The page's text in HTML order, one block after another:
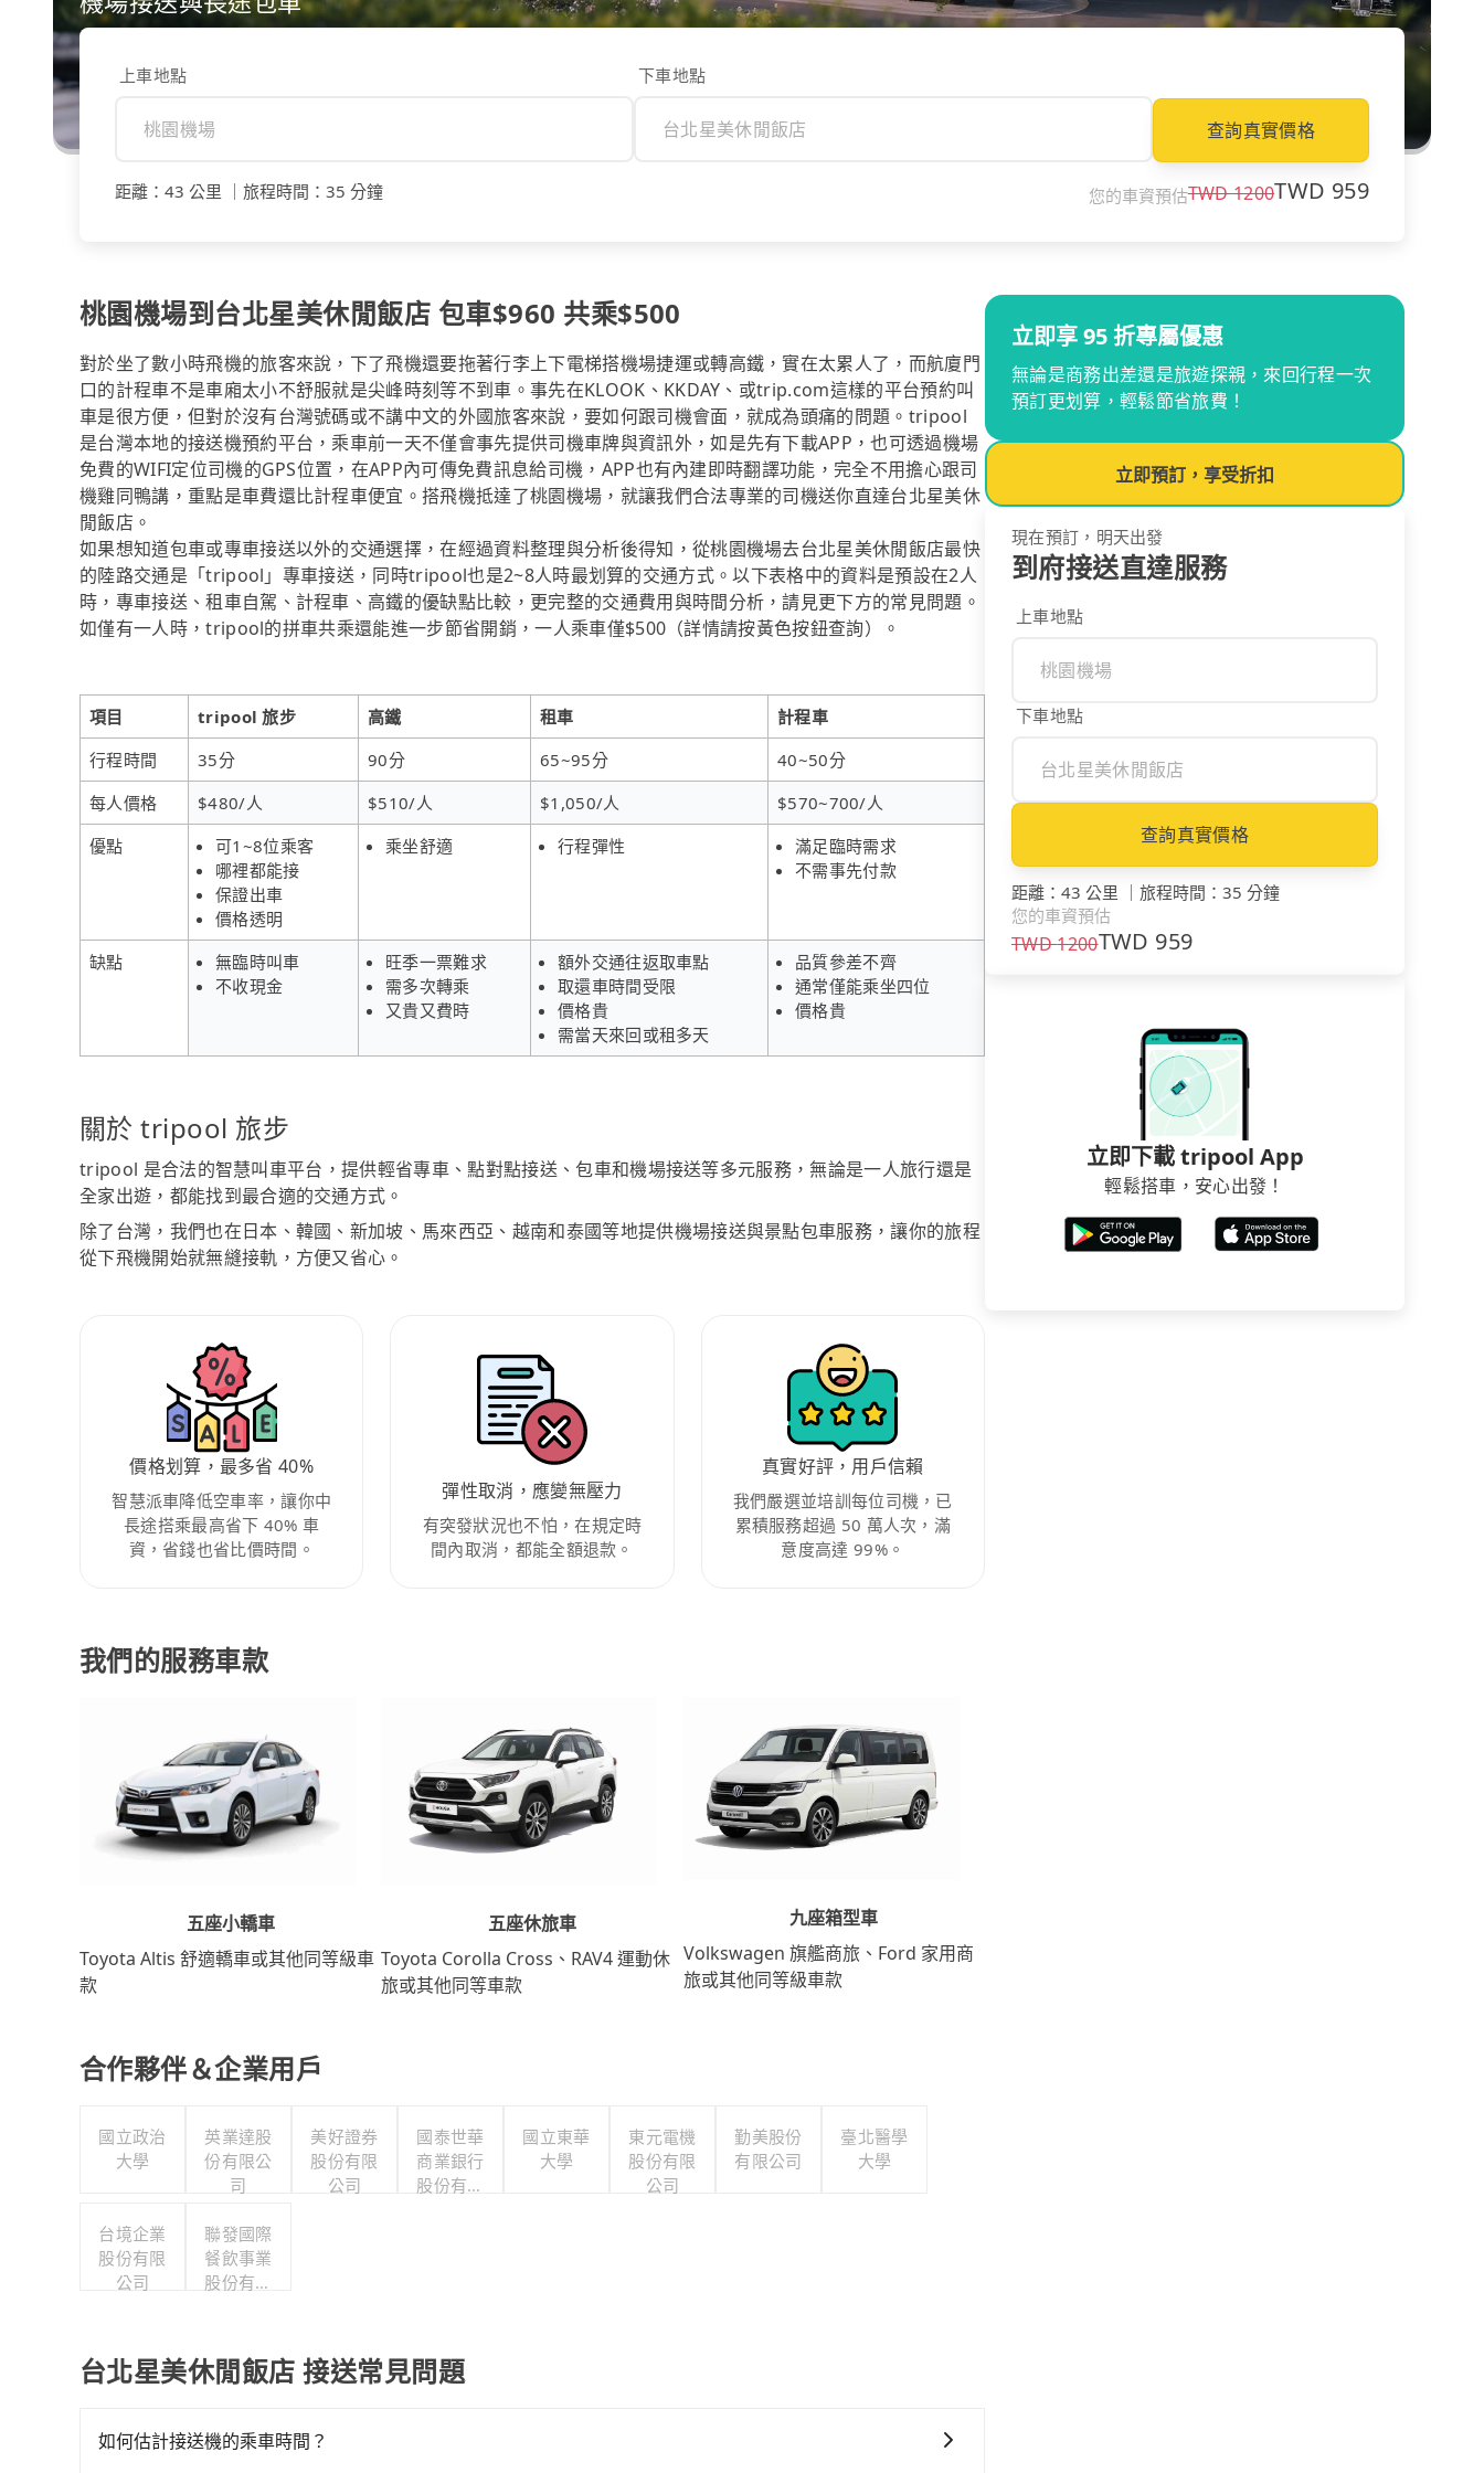
上車地點 下車地點
查詢真實價格
距離 ： 43 公里 旅程時間 ： 35 分鐘 您的車資預估TWD1200TWD 959
桃園機場到台北星美休閒飯店 包車$960 共乘$500
對於坐了數小時飛機的旅客來說，下了飛機還要拖著行李上下電梯搭機場捷運或轉高鐵，實在太累人了，而航廈門
口的計程車不是車廂太小不舒服就是尖峰時刻等不到車。事先在KLOOK、KKDAY、或trip.com這樣的平台預約叫
車是很方便，但對於沒有台灣號碼或不講中文的外國旅客來說，要如何跟司機會面，就成為頭痛的問題。tripool
是台灣本地的接送機預約平台，乘車前一天不僅會事先提供司機車牌與資訊外，如是先有下載APP，也可透過機場
免費的WIFI定位司機的GPS位置，在APP內可傳免費訊息給司機，APP也有內建即時翻譯功能，完全不用擔心跟司
機雞同鴨講，重點是車費還比計程車便宜。搭飛機抵達了桃園機場，就讓我們合法專業的司機送你直達台北星美休
閒飯店。
如果想知道包車或專車接送以外的交通選擇，在經過資料整理與分析後得知，從桃園機場去台北星美休閒飯店最快
的陸路交通是「tripool」專車接送，同時tripool也是2~8人時最划算的交通方式。以下表格中的資料是預設在2人
時，專車接送、租車自駕、計程車、高鐵的優缺點比較，更完整的交通費用與時間分析，請見更下方的常見問題。
如僅有一人時，tripool的拼車共乘還能進一步節省開銷，一人乘車僅$500（詳情請按黃色按鈕查詢）。
項目 tripool 旅步 高鐵 租車
計程車
行程時間
35分 90分 65~95分
40~50分
每人價格
$480/人 $510/人 $1,050/人
$570~700/人
優點
可1~8位乘客
哪裡都能接
保證出車
價格透明
乘坐舒適 行程彈性
滿足臨時需求
不需事先付款
缺點
無臨時叫車
不收現金
旺季一票難求
需多次轉乘
又貴又費時
額外交通往返取車點
取還車時間受限
價格貴
需當天來回或租多天
品質參差不齊
通常僅能乘坐四位
價格貴
關於 tripool 旅步
tripool 是合法的智慧叫車平台，提供輕省專車、點對點接送、包車和機場接送等多元服務，無論是一人旅行還是
全家出遊，都能找到最合適的交通方式。
除了台灣，我們也在日本、韓國、新加坡、馬來西亞、越南和泰國等地提供機場接送與景點包車服務，讓你的旅程
從下飛機開始就無縫接軌，方便又省心。
價格划算，最多省 40%
智慧派車降低空車率，讓你中
長途搭乘最高省下 40% 車
資，省錢也省比價時間。
彈性取消，應變無壓力
有突發狀況也不怕，在規定時
間內取消，都能全額退款。
真實好評，用戶信賴
我們嚴選並培訓每位司機，已
累積服務超過 50 萬人次，滿
意度高達 99%。
我們的服務車款
五座小轎車
Toyota Altis 舒適轎車或其他同等級車
款
五座休旅車
Toyota Corolla Cross、RAV4 運動休
旅或其他同等車款
九座箱型車
Volkswagen 旗艦商旅、Ford 家用商
旅或其他同等級車款
合作夥伴＆企業用戶
國立政治
大學
英業達股
份有限公
司
美好證券
股份有限
公司
國泰世華
商業銀行
股份有限
國立東華
大學
東元電機
股份有限
公司
勤美股份
有限公司
臺北醫學
大學
台境企業
股份有限
公司
聯發國際
餐飲事業
股份有限
台北星美休閒飯店 接送常見問題
如何估計接送機的乘車時間？
立即享 95 折專屬優惠
無論是商務出差還是旅遊探親，來回行程一次
預訂更划算，輕鬆節省旅費！
立即預訂，享受折扣
現在預訂，明天出發
到府接送直達服務
上車地點
下車地點
查詢真實價格
距離 ： 43 公里 ｜ 旅程時間 ： 35 分鐘
您的車資預估
TWD1200TWD 959
立即下載 tripool App
輕鬆搭車，安心出發！